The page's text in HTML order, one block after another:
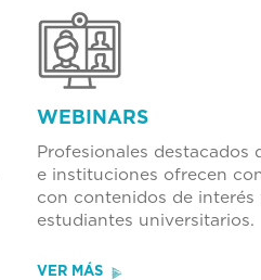
WEBINARS
Profesionales destacados
e instituciones ofrecen
con contenidos de interés
estudiantes universitarios.
VER MÁS